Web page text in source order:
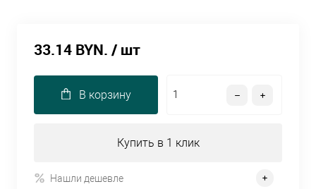
33.14 BYN. / шт
В корзину
Купить в 1 клик
Нашли дешевле